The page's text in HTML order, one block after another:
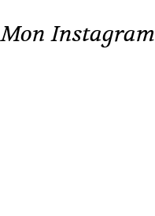
Mon Instagram